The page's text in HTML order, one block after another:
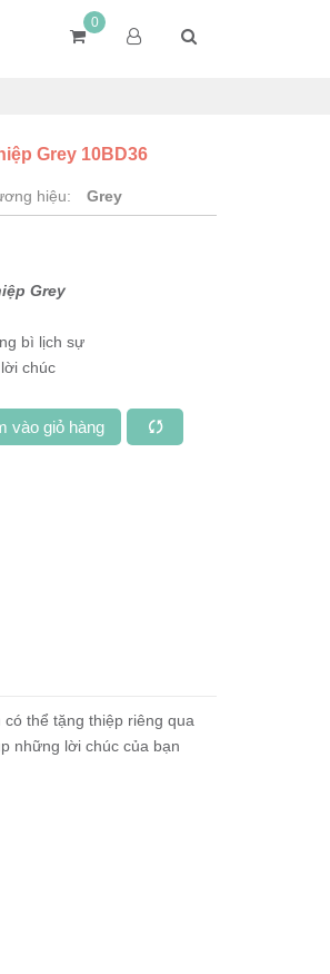
0
Grey 10BD36
hiệu: Grey
Grey
bì lịch sự
chúc
vào giỏ hàng
thể tặng thiệp riêng qua
những lời chúc của bạn